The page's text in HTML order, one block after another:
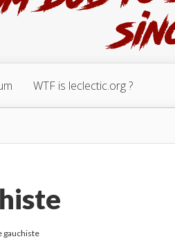
WTF is leclectic.org ?
gauchiste